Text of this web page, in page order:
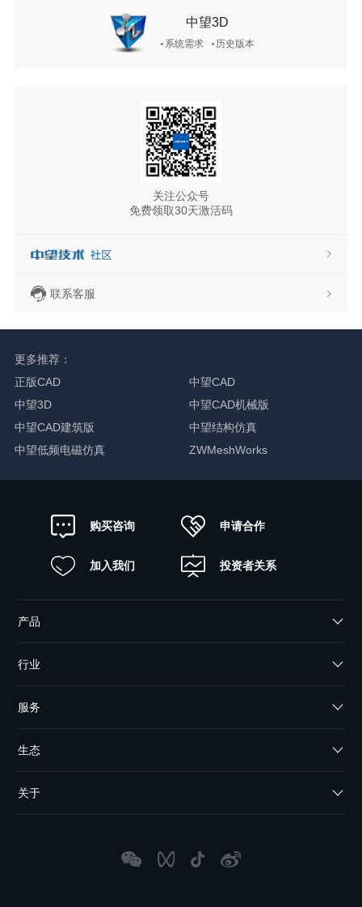
中望3D
系统需求 历史版本
关注公众号
免费领取30天激活码
联系客服
更多推荐：
正版CAD
中望CAD
中望3D
中望CAD机械版
中望CAD建筑版
中望结构仿真
中望低频电磁仿真
ZWMeshWorks
购买咨询 申请合作
加入我们 投资者关系
产品
行业
服务
生态
关于